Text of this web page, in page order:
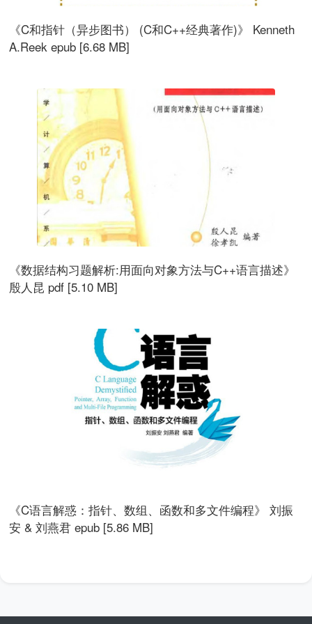
《C和指针（异步图书） (C和C++经典著作)》 Kenneth
A.Reek epub [6.68 MB]
《数据结构习题解析:用面向对象方法与C++语言描述》
殷人昆 pdf [5.10 MB]
《C语言解惑：指针、数组、函数和多文件编程》 刘振
安 & 刘燕君 epub [5.86 MB]